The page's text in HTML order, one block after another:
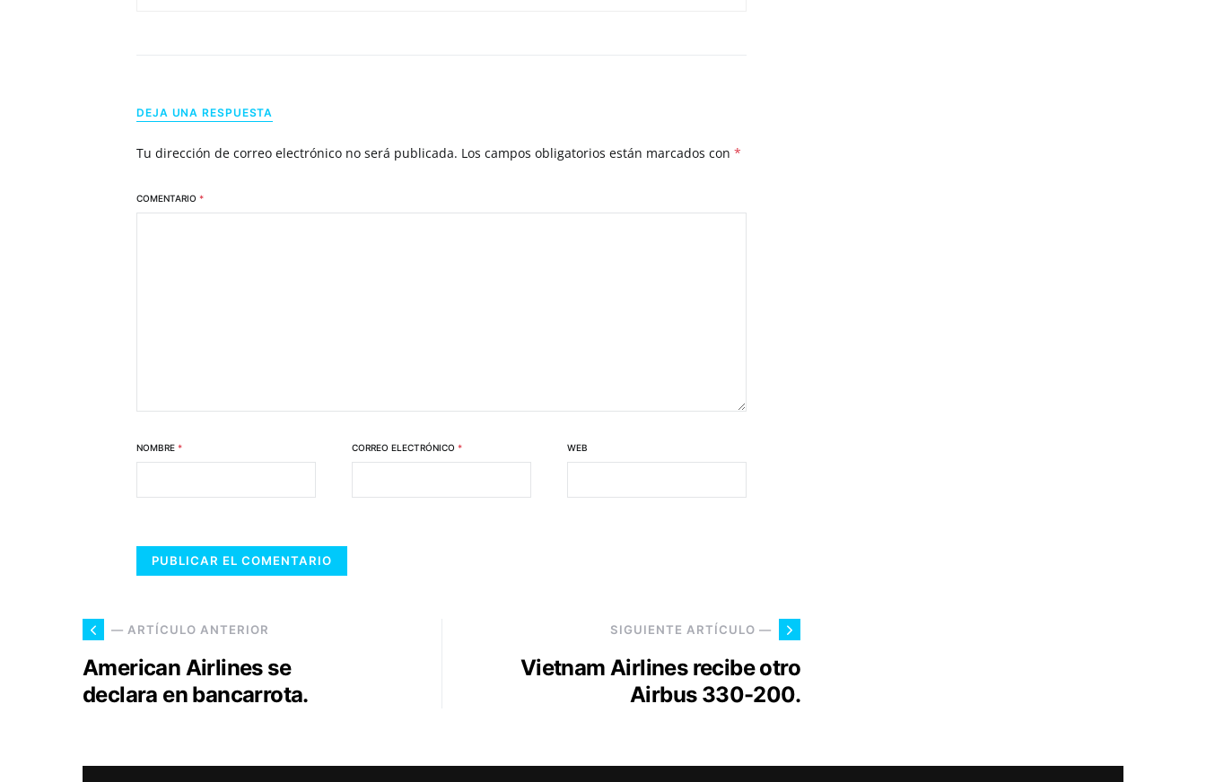
DEJA UNA RESPUESTA
Tu dirección de correo electrónico no será publicada. Los campos obligatorios están marcados con *
COMENTARIO *
NOMBRE * CORREO ELECTRÓNICO * WEB
— ARTÍCULO ANTERIOR
American Airlines se
declara en bancarrota.
SIGUIENTE ARTÍCULO —
Vietnam Airlines recibe otro
Airbus 330-200.